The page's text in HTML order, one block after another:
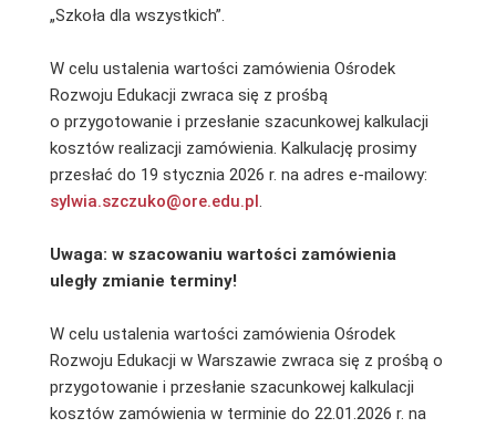
„Szkoła dla wszystkich”.
W celu ustalenia wartości zamówienia Ośrodek
Rozwoju Edukacji zwraca się z prośbą
o przygotowanie i przesłanie szacunkowej kalkulacji
kosztów realizacji zamówienia. Kalkulację prosimy
przesłać do 19 stycznia 2026 r. na adres e-mailowy:
sylwia.szczuko@ore.edu.pl.
Uwaga: w szacowaniu wartości zamówienia
uległy zmianie terminy!
W celu ustalenia wartości zamówienia Ośrodek
Rozwoju Edukacji w Warszawie zwraca się z prośbą o
przygotowanie i przesłanie szacunkowej kalkulacji
kosztów zamówienia w terminie do 22.01.2026 r. na